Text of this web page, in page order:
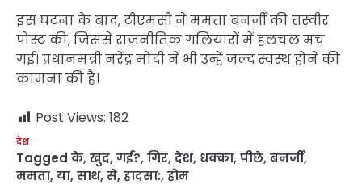
इस घटना के बाद, टीएमसी ने ममता बनर्जी की तस्वीर
पोस्ट की, जिससे राजनीतिक गलियारों में हलचल मच
गई। प्रधानमंत्री नरेंद्र मोदी ने भी उन्हें जल्द स्वस्थ होने की
कामना की है।
Post Views: 182
देश
Tagged के, खुद, गईं?, गिर, देश, धक्का, पीछे, बनर्जी,
ममता, या, साथ, से, हादसा:, होम